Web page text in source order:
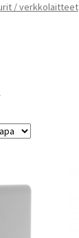
/ verkkolaitteet